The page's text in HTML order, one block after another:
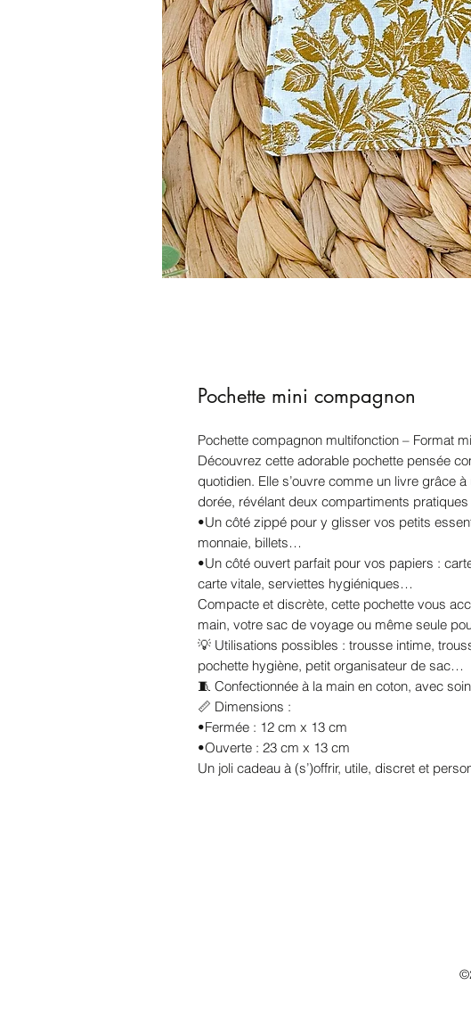
Pochette mini compagnon
Pochette compagnon multifonction – Format
Découvrez cette adorable pochette pensée
quotidien. Elle s’ouvre comme un livre grâce
dorée, révélant deux compartiments
•Un côté zippé pour y glisser vos petits
monnaie, billets…
•Un côté ouvert parfait pour vos papiers :
carte vitale, serviettes hygiéniques…
Compacte et discrète, cette pochette vous
main, votre sac de voyage ou même seule
💡 Utilisations possibles : trousse intime,
pochette hygiène, petit organisateur de sac…
🧵 Confectionnée à la main en coton, avec
📏 Dimensions :
•Fermée : 12 cm x 13 cm
•Ouverte : 23 cm x 13 cm
Un joli cadeau à (s’)offrir, utile, discret et